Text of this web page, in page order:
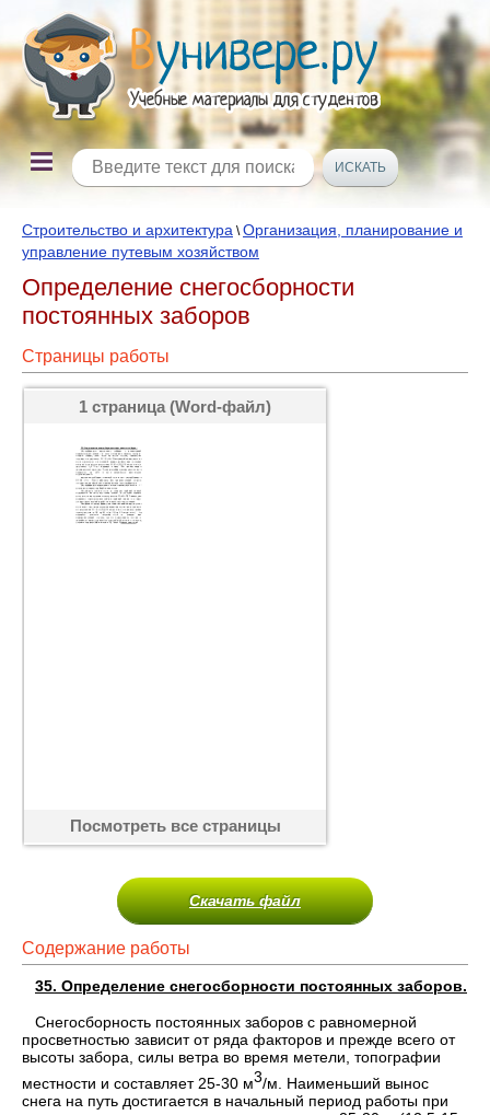
Строительство и архитектура \Организация, планирование и
управление путевым хозяйством
Определение снегосборности
постоянных заборов
Страницы работы
1 страница (Word-файл)
Посмотреть все страницы
Скачать файл
Содержание работы
35. Определение снегосборности постоянных заборов.
Снегосборность постоянных заборов с равномерной
просветностью зависит от ряда факторов и прежде всего от
высоты забора, силы ветра во время метели, топографии
местнос­ти и составляет 25-30 м3/м. Наи­меньший вынос
снега на путь до­стигается в начальный период ра­боты при